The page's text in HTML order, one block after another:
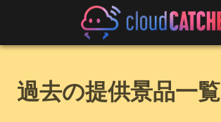
過去の提供景品一覧